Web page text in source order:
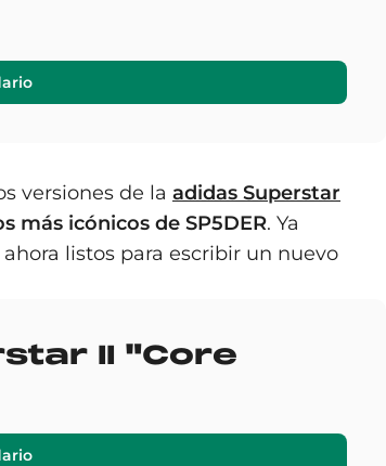
versiones de la adidas Superstar
más icónicos de SP5DER. Ya
listos para escribir un nuevo
II "Core